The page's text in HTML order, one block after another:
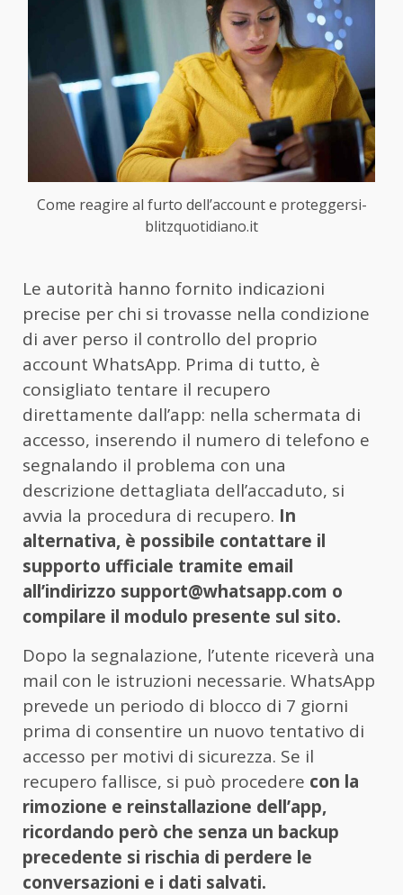
Come reagire al furto dell’account e proteggersi-
blitzquotidiano.it
Le autorità hanno fornito indicazioni
precise per chi si trovasse nella condizione
di aver perso il controllo del proprio
account WhatsApp. Prima di tutto, è
consigliato tentare il recupero
direttamente dall’app: nella schermata di
accesso, inserendo il numero di telefono e
segnalando il problema con una
descrizione dettagliata dell’accaduto, si
avvia la procedura di recupero. In
alternativa, è possibile contattare il
supporto ufficiale tramite email
all’indirizzo support@whatsapp.com o
compilare il modulo presente sul sito.
Dopo la segnalazione, l’utente riceverà una
mail con le istruzioni necessarie. WhatsApp
prevede un periodo di blocco di 7 giorni
prima di consentire un nuovo tentativo di
accesso per motivi di sicurezza. Se il
recupero fallisce, si può procedere con la
rimozione e reinstallazione dell’app,
ricordando però che senza un backup
precedente si rischia di perdere le
conversazioni e i dati salvati.